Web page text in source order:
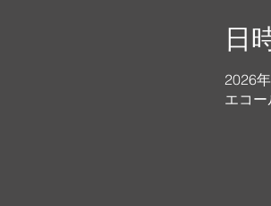
日
2026
エコー